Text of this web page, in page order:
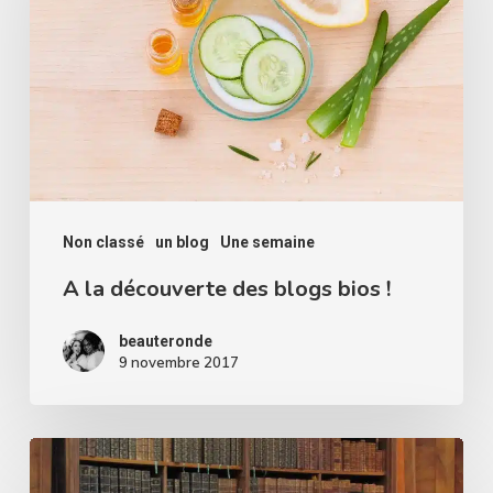
Non classé un blog Une semaine
bios
A la découverte des blogs bios !
beauteronde
9 novembre 2017
Comme